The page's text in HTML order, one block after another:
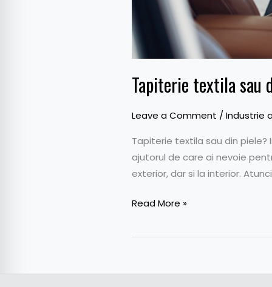
Tapiterie textila sau
Leave a Comment / Industrie
Tapiterie textila sau din
ajutorul de care ai nevoie
exterior, dar si la interior.
Read More »